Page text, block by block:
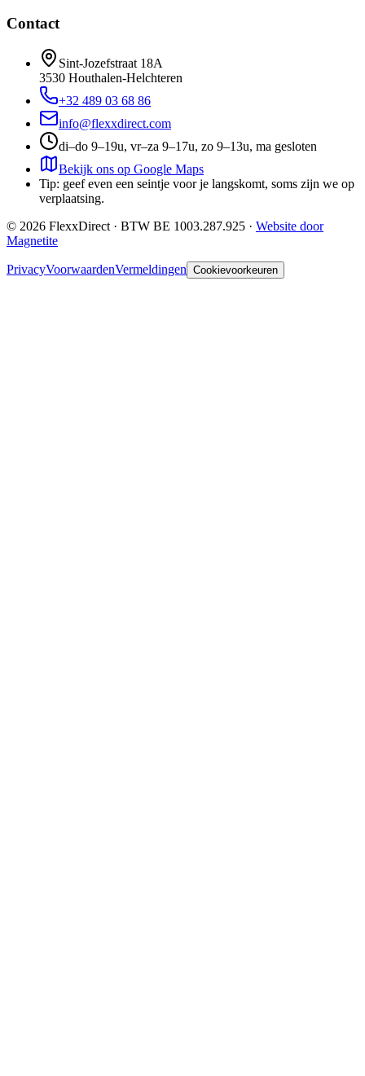
Contact
Sint-Jozefstraat 18A
3530 Houthalen-Helchteren
+32 489 03 68 86
info@flexxdirect.com
di–do 9–19u, vr–za 9–17u, zo 9–13u, ma gesloten
Bekijk ons op Google Maps
Tip: geef even een seintje voor je langskomt, soms zijn we op
verplaatsing.
© 2026 FlexxDirect · BTW BE 1003.287.925 · Website door
Magnetite
PrivacyVoorwaardenVermeldingen Cookievoorkeuren